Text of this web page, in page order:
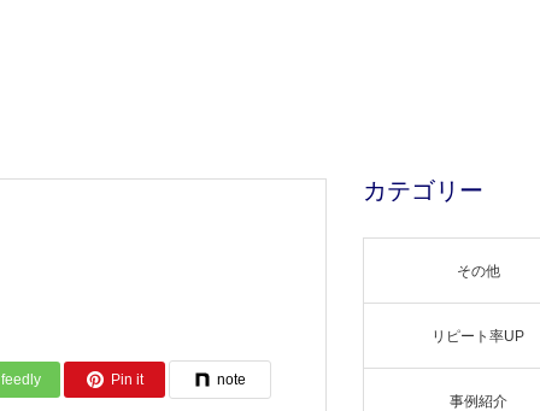
feedly Pin it note
カテゴリー
その他
リピート率UP
事例紹介